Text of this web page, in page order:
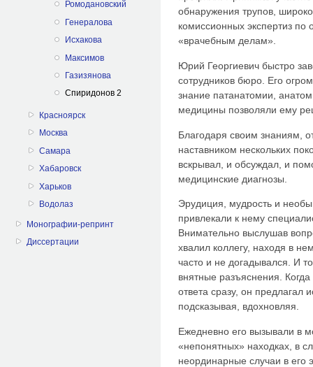
Ромодановский
Генералова
Исхакова
Максимов
Газизянова
Спиридонов 2
Красноярск
Москва
Самара
Хабаровск
Харьков
Водолаз
Монографии-репринт
Диссертации
обнаружения трупов,
комиссионных экспертиз
«врачебным делам».
Юрий Георгиевич быстро
сотрудников бюро. Его
знание патанатомии,
медицины позволяли ему
Благодаря своим знаниям,
наставником нескольких
вскрывал, и обсуждал, и
медицинские диагнозы.
Эрудиция, мудрость и
привлекали к нему
Внимательно выслушав
хвалил коллегу, находя в
часто и не догадывался. И
внятные разъяснения.
ответа сразу, он предлагал
подсказывая, вдохновляя.
Ежедневно его вызывали в
«непонятных» находках, в
неординарные случаи в его